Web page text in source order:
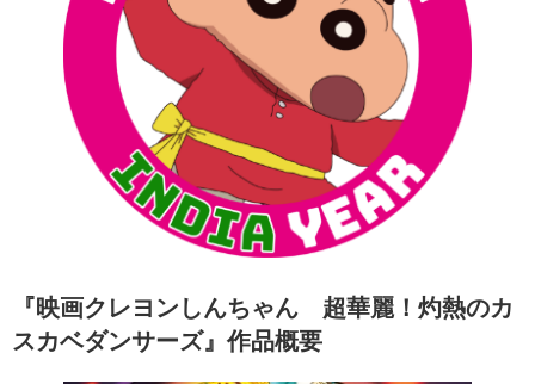
『映画クレヨンしんちゃん 超華麗！灼熱のカ
スカベダンサーズ』作品概要